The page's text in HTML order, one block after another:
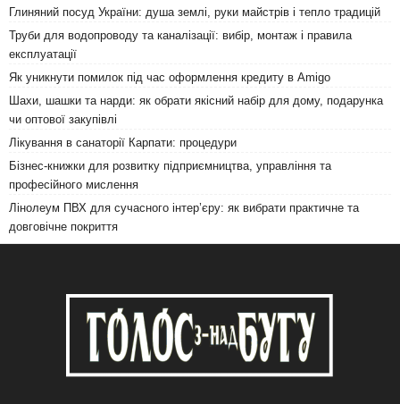
Глиняний посуд України: душа землі, руки майстрів і тепло традицій
Труби для водопроводу та каналізації: вибір, монтаж і правила
експлуатації
Як уникнути помилок під час оформлення кредиту в Amigo
Шахи, шашки та нарди: як обрати якісний набір для дому, подарунка
чи оптової закупівлі
Лікування в санаторії Карпати: процедури
Бізнес-книжки для розвитку підприємництва, управління та
професійного мислення
Лінолеум ПВХ для сучасного інтер’єру: як вибрати практичне та
довговічне покриття